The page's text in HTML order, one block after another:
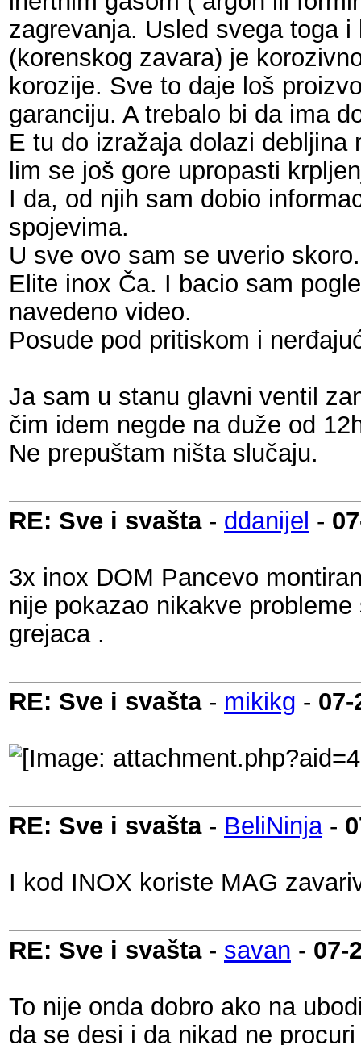
zagrevanja. Usled svega toga
(korenskog zavara) je
korozije. Sve to daje loš
garanciju. A trebalo bi da ima
E tu do izražaja dolazi debljina
lim se još gore upropasti
I da, od njih sam dobio
spojevima.
U sve ovo sam se uverio
Elite inox Ča. I bacio sam
navedeno video.
Posude pod pritiskom i
Ja sam u stanu glavni ventil
čim idem negde na duže od
Ne prepuštam ništa slučaju.
RE: Sve i svašta- ddanijel -
3x inox DOM Pancevo
nije pokazao nikakve
grejaca .
RE: Sve i svašta- mikikg - 07-
RE: Sve i svašta- BeliNinja-
I kod INOX koriste MAG
RE: Sve i svašta- savan - 07-
To nije onda dobro ako na
da se desi i da nikad ne